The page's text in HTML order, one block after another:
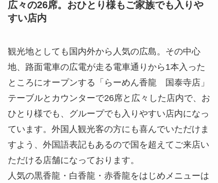
広々の26席。おひとり様もご家族でも入りや
すい店内
観光地としても国内外から人気の広島。その中心
地、路面電車の広電が走る電車通りから1本入った
ところにオープンする「らーめん香龍 国泰寺店」
テーブルとカウンターで26席と広々した店内で、お
ひとり様でも、グループでも入りやすい店内になっ
ています。外国人観光客の方にも喜んでいただけま
すよう、外国語表記もあるので国を超えてご来店い
ただける店舗になっております。
人気の黒香龍・白香龍・赤香龍をはじめメニューは